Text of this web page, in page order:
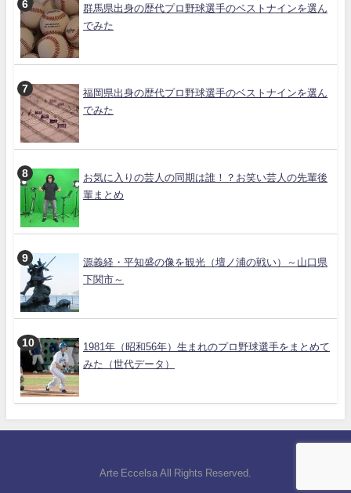
群馬県出身の歴代プロ野球選手のベストナインを選ん
でみた
福岡県出身の歴代プロ野球選手のベストナインを選ん
でみた
お気に入りの芸人の同期は誰！？お笑い芸人の先輩後
輩まとめ
源義経・平知盛の像を観光（壇ノ浦の戦い）～山口県
下関市～
1981年（昭和56年）生まれのプロ野球選手をまとめて
みた（世代データ）
Arte Eccelsa All Rights Reserved.